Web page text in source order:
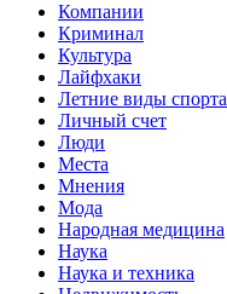
Компании
Криминал
Культура
Лайфхаки
Летние виды спорта
Личный счет
Люди
Места
Мнения
Мода
Народная медицина
Наука
Наука и техника